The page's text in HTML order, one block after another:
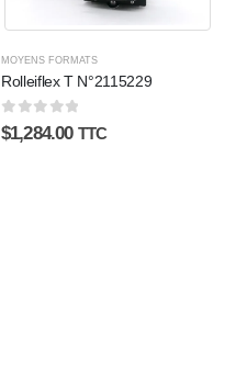
MOYENS FORMATS
Rolleiflex T N°2115229
0sur 5
$1,284.00 TTC